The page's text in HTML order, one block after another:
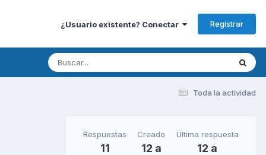
¿Usuario existente? Conectar Registrar
Toda la actividad
Respuestas
11
Creado
12 a
Última respuesta
12 a